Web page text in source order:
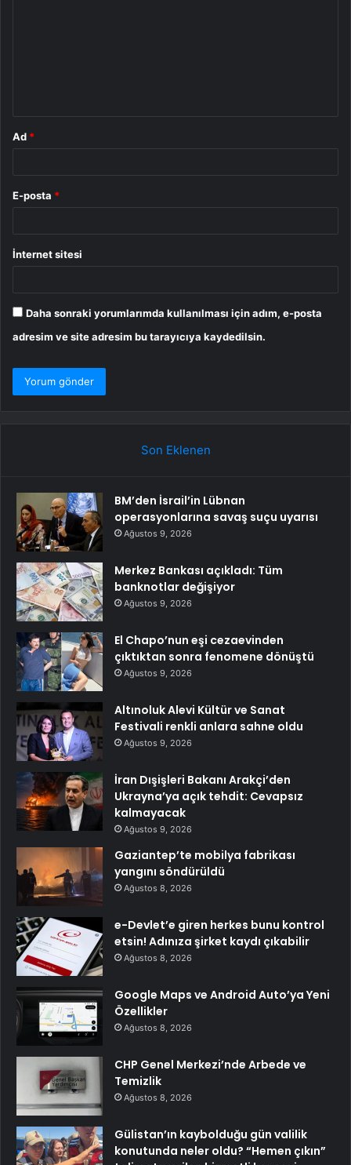
Ad *
E-posta *
İnternet sitesi
Daha sonraki yorumlarımda kullanılması için adım, e-posta
adresim ve site adresim bu tarayıcıya kaydedilsin.
Son Eklenen
BM’den İsrail’in Lübnan
operasyonlarına savaş suçu uyarısı
Ağustos 9, 2026
Merkez Bankası açıkladı: Tüm
banknotlar değişiyor
Ağustos 9, 2026
El Chapo’nun eşi cezaevinden
çıktıktan sonra fenomene dönüştü
Ağustos 9, 2026
Altınoluk Alevi Kültür ve Sanat
Festivali renkli anlara sahne oldu
Ağustos 9, 2026
İran Dışişleri Bakanı Arakçi’den
Ukrayna’ya açık tehdit: Cevapsız
kalmayacak
Ağustos 9, 2026
Gaziantep’te mobilya fabrikası
yangını söndürüldü
Ağustos 8, 2026
e-Devlet’e giren herkes bunu kontrol
etsin! Adınıza şirket kaydı çıkabilir
Ağustos 8, 2026
Google Maps ve Android Auto’ya Yeni
Özellikler
Ağustos 8, 2026
CHP Genel Merkezi’nde Arbede ve
Temizlik
Ağustos 8, 2026
Gülistan’ın kaybolduğu gün valilik
konutunda neler oldu? “Hemen çıkın”